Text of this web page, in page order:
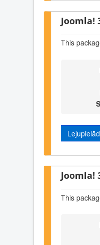
Joomla!
This
Joomla!
This